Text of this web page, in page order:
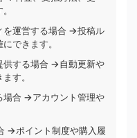
を運営する場合 →投稿ル
できます。
供する場合 →自動更新や
す。
場合 →アカウント管理や
→ポイント制度や購入履